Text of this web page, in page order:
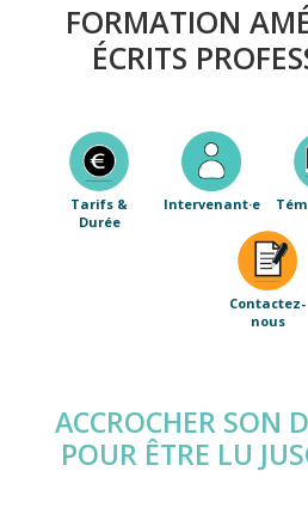
FORMATION
ÉCRITS
Tarifs &
Durée
Intervenant·e
Contactez-
nous
ACCROCHER SON
POUR ÊTRE LU